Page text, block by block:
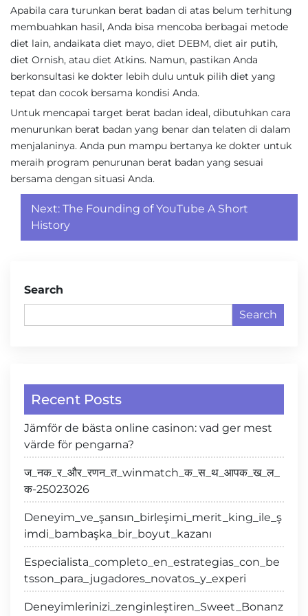
Apabila cara turunkan berat badan di atas belum terhitung
membuahkan hasil, Anda bisa mencoba berbagai metode
diet lain, andaikata diet mayo, diet DEBM, diet air putih,
diet Ornish, atau diet Atkins. Namun, pastikan Anda
berkonsultasi ke dokter lebih dulu untuk pilih diet yang
tepat dan cocok bersama kondisi Anda.
Untuk mencapai target berat badan ideal, dibutuhkan cara
menurunkan berat badan yang benar dan telaten di dalam
menjalaninya. Anda pun mampu bertanya ke dokter untuk
meraih program penurunan berat badan yang sesuai
bersama dengan situasi Anda.
Post
navigation
Next: The Founding of YouTube A Short
History
Search
Search
Recent Posts
Jämför de bästa online casinon: vad ger mest
värde för pengarna?
ज_नक_र_और_रणन_त_winmatch_क_स_थ_आपक_ख_ल_
क-25023026
Deneyim_ve_şansın_birleşimi_merit_king_ile_ş
imdi_bambaşka_bir_boyut_kazanı
Especialista_completo_en_estrategias_con_be
tsson_para_jugadores_novatos_y_experi
Deneyimlerinizi_zenginleştiren_Sweet_Bonanz